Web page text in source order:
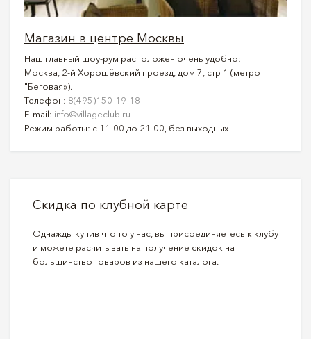
Магазин в центре Москвы
Наш главный шоу-рум расположен очень удобно:
Москва, 2-й Хорошёвский проезд, дом 7, стр 1 (метро
"Беговая»).
Телефон: 8(495)150-19-18
E-mail: info@villageclub.ru
Режим работы: с 11-00 до 21-00, без выходных
Скидка по клубной карте
Однажды купив что то у нас, вы присоединяетесь к клубу
и можете расчитывать на получение скидок на
большинство товаров из нашего каталога.